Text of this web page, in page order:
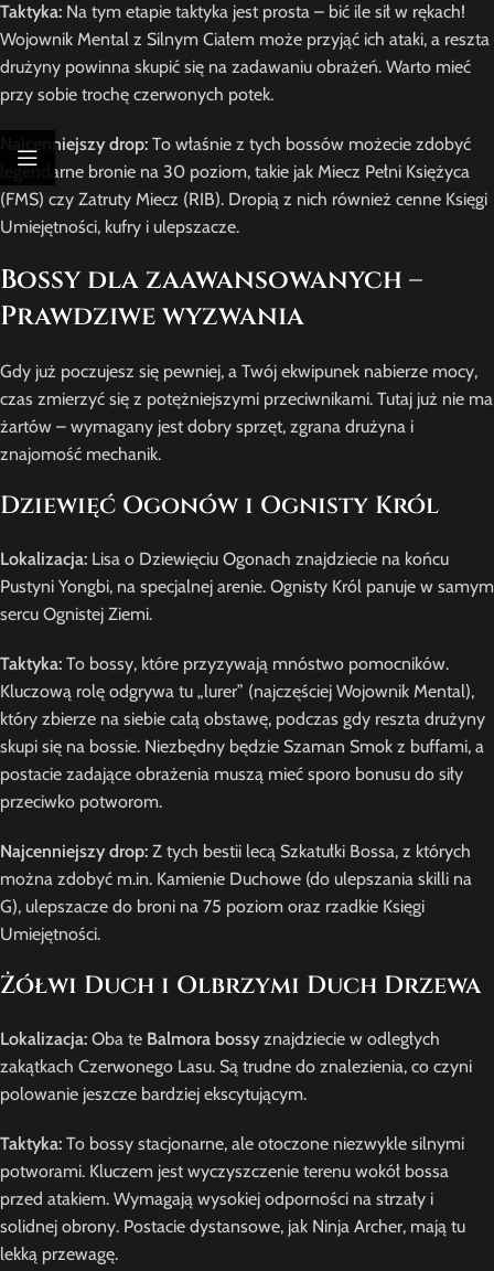
Taktyka: Na tym etapie taktyka jest prosta – bić ile sił w rękach!
Wojownik Mental z Silnym Ciałem może przyjąć ich ataki, a reszta
drużyny powinna skupić się na zadawaniu obrażeń. Warto mieć
przy sobie trochę czerwonych potek.
Najcenniejszy drop: To właśnie z tych bossów możecie zdobyć
legendarne bronie na 30 poziom, takie jak Miecz Pełni Księżyca
(FMS) czy Zatruty Miecz (RIB). Dropią z nich również cenne Księgi
Umiejętności, kufry i ulepszacze.
Bossy dla zaawansowanych –
Prawdziwe wyzwania
Gdy już poczujesz się pewniej, a Twój ekwipunek nabierze mocy,
czas zmierzyć się z potężniejszymi przeciwnikami. Tutaj już nie ma
żartów – wymagany jest dobry sprzęt, zgrana drużyna i
znajomość mechanik.
Dziewięć Ogonów i Ognisty Król
Lokalizacja: Lisa o Dziewięciu Ogonach znajdziecie na końcu
Pustyni Yongbi, na specjalnej arenie. Ognisty Król panuje w samym
sercu Ognistej Ziemi.
Taktyka: To bossy, które przyzywają mnóstwo pomocników.
Kluczową rolę odgrywa tu „lurer” (najczęściej Wojownik Mental),
który zbierze na siebie całą obstawę, podczas gdy reszta drużyny
skupi się na bossie. Niezbędny będzie Szaman Smok z buffami, a
postacie zadające obrażenia muszą mieć sporo bonusu do siły
przeciwko potworom.
Najcenniejszy drop: Z tych bestii lecą Szkatułki Bossa, z których
można zdobyć m.in. Kamienie Duchowe (do ulepszania skilli na
G), ulepszacze do broni na 75 poziom oraz rzadkie Księgi
Umiejętności.
Żółwi Duch i Olbrzymi Duch Drzewa
Lokalizacja: Oba te Balmora bossyznajdziecie w odległych
zakątkach Czerwonego Lasu. Są trudne do znalezienia, co czyni
polowanie jeszcze bardziej ekscytującym.
Taktyka: To bossy stacjonarne, ale otoczone niezwykle silnymi
potworami. Kluczem jest wyczyszczenie terenu wokół bossa
przed atakiem. Wymagają wysokiej odporności na strzały i
solidnej obrony. Postacie dystansowe, jak Ninja Archer, mają tu
lekką przewagę.